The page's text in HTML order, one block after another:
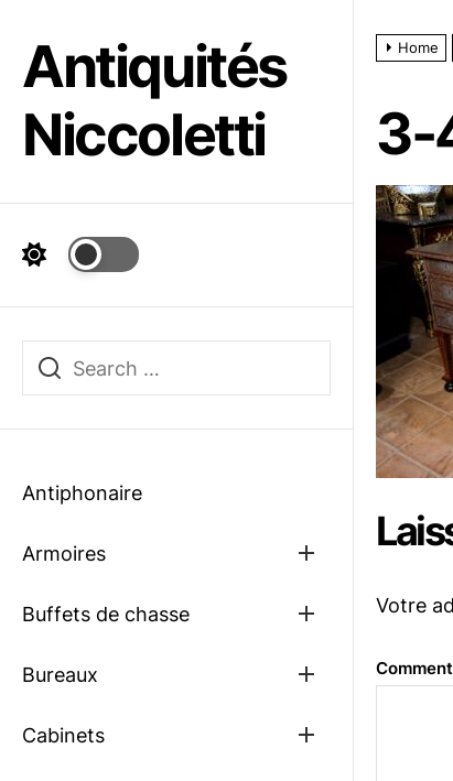
content
Antiquités
Niccoletti
Antiphonaire
Armoires
Show
Buffets de chasse
Show
Bureaux
Show
Cabinets
Show
Home
3-
Votre